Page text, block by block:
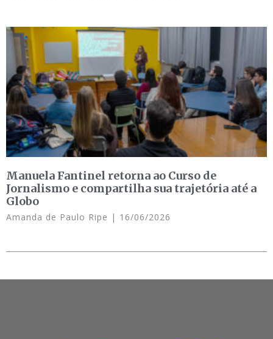
Manuela Fantinel retorna ao Curso de
Jornalismo e compartilha sua trajetória até a
Globo
Amanda de Paulo Ripe 16/06/2026